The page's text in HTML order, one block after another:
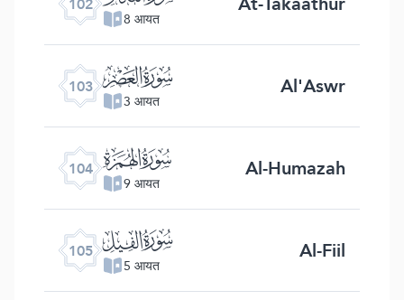
8 आयत
103 ﰔ
3 आयत Al'Aswr
104 ﰕ
9 आयत Al-Humazah
105 ﰖ
5 आयत Al-Fiil